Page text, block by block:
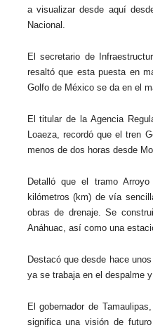
a visualizar desde aquí
Nacional.
El secretario de
resaltó que esta puesta en
Golfo de México se da en el
El titular de la Agencia
Loaeza, recordó que el tren
menos de dos horas desde
Detalló que el tramo
kilómetros (km) de vía
obras de drenaje. Se
Anáhuac, así como una
Destacó que desde hace
ya se trabaja en el despalme
El gobernador de
significa una visión de